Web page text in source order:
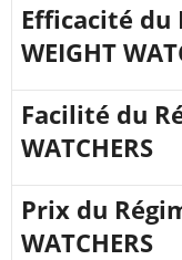
Efficacité du
WEIGHT
Facilité du
WATCHERS
Prix du
WATCHERS